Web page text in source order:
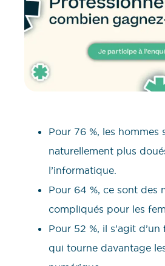
Pour 76 %, les hommes
naturellement plus
l’informatique.
Pour 64 %, ce sont des
compliqués pour les
Pour 52 %, il s’agit
qui tourne davantage